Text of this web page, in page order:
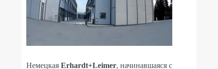
Немецкая Erhardt+Leimer, начинавшаяся с